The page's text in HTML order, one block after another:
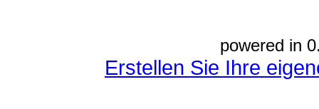
powered in
Erstellen Sie Ihre